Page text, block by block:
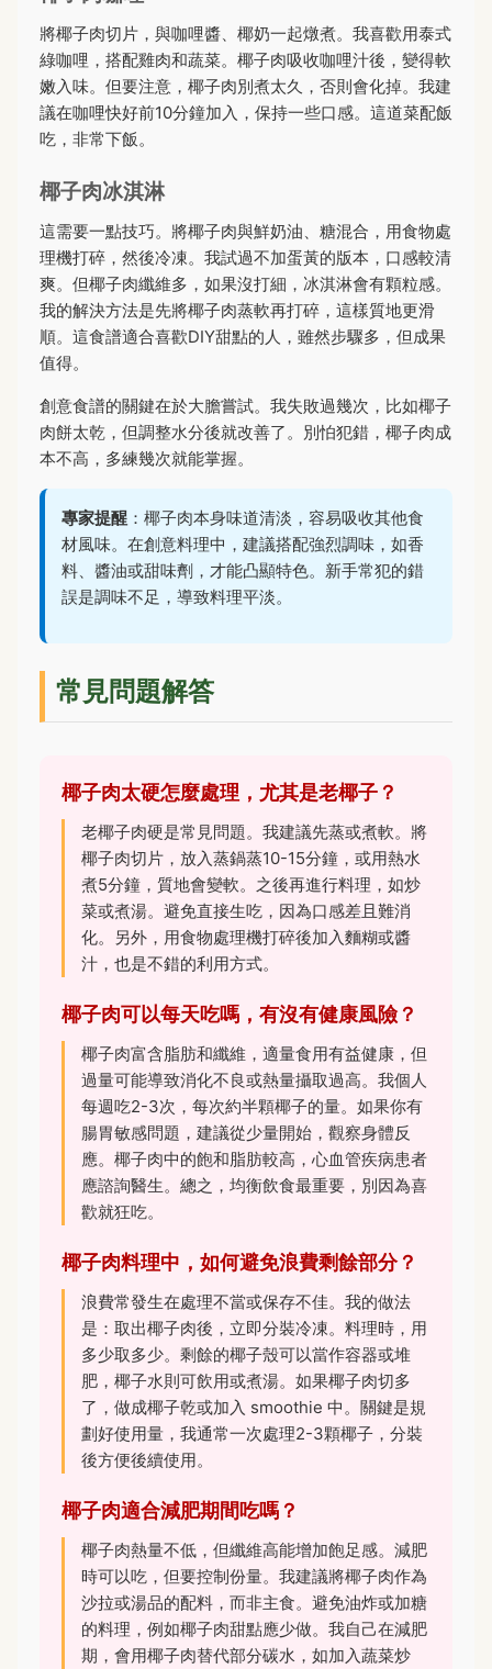
將椰子肉切片，與咖哩醬、椰奶一起燉煮。我喜歡用泰式
綠咖哩，搭配雞肉和蔬菜。椰子肉吸收咖哩汁後，變得軟
嫩入味。但要注意，椰子肉別煮太久，否則會化掉。我建
議在咖哩快好前10分鐘加入，保持一些口感。這道菜配飯
吃，非常下飯。
椰子肉冰淇淋
這需要一點技巧。將椰子肉與鮮奶油、糖混合，用食物處
理機打碎，然後冷凍。我試過不加蛋黃的版本，口感較清
爽。但椰子肉纖維多，如果沒打細，冰淇淋會有顆粒感。
我的解決方法是先將椰子肉蒸軟再打碎，這樣質地更滑
順。這食譜適合喜歡DIY甜點的人，雖然步驟多，但成果
值得。
創意食譜的關鍵在於大膽嘗試。我失敗過幾次，比如椰子
肉餅太乾，但調整水分後就改善了。別怕犯錯，椰子肉成
本不高，多練幾次就能掌握。
專家提醒 ：椰子肉本身味道清淡，容易吸收其他食
材風味。在創意料理中，建議搭配強烈調味，如香
料、醬油或甜味劑，才能凸顯特色。新手常犯的錯
誤是調味不足，導致料理平淡。
常見問題解答
椰子肉太硬怎麼處理，尤其是老椰子？
老椰子肉硬是常見問題。我建議先蒸或煮軟。將
椰子肉切片，放入蒸鍋蒸10-15分鐘，或用熱水
煮5分鐘，質地會變軟。之後再進行料理，如炒
菜或煮湯。避免直接生吃，因為口感差且難消
化。另外，用食物處理機打碎後加入麵糊或醬
汁，也是不錯的利用方式。
椰子肉可以每天吃嗎，有沒有健康風險？
椰子肉富含脂肪和纖維，適量食用有益健康，但
過量可能導致消化不良或熱量攝取過高。我個人
每週吃2-3次，每次約半顆椰子的量。如果你有
腸胃敏感問題，建議從少量開始，觀察身體反
應。椰子肉中的飽和脂肪較高，心血管疾病患者
應諮詢醫生。總之，均衡飲食最重要，別因為喜
歡就狂吃。
椰子肉料理中，如何避免浪費剩餘部分？
浪費常發生在處理不當或保存不佳。我的做法
是：取出椰子肉後，立即分裝冷凍。料理時，用
多少取多少。剩餘的椰子殼可以當作容器或堆
肥，椰子水則可飲用或煮湯。如果椰子肉切多
了，做成椰子乾或加入 smoothie 中。關鍵是規
劃好使用量，我通常一次處理2-3顆椰子，分裝
後方便後續使用。
椰子肉適合減肥期間吃嗎？
椰子肉熱量不低，但纖維高能增加飽足感。減肥
時可以吃，但要控制份量。我建議將椰子肉作為
沙拉或湯品的配料，而非主食。避免油炸或加糖
的料理，例如椰子肉甜點應少做。我自己在減肥
期，會用椰子肉替代部分碳水，如加入蔬菜炒